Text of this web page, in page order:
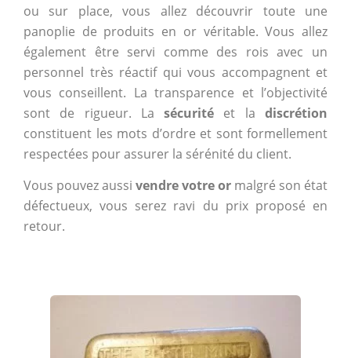
ou sur place, vous allez découvrir toute une
panoplie de produits en or véritable. Vous allez
également être servi comme des rois avec un
personnel très réactif qui vous accompagnent et
vous conseillent. La transparence et l’objectivité
sont de rigueur. Lasécurité et la discrétion
constituent les mots d’ordre et sont formellement
respectées pour assurer la sérénité du client.
Vous pouvez aussi vendre votre or malgré son état
défectueux, vous serez ravi du prix proposé en
retour.